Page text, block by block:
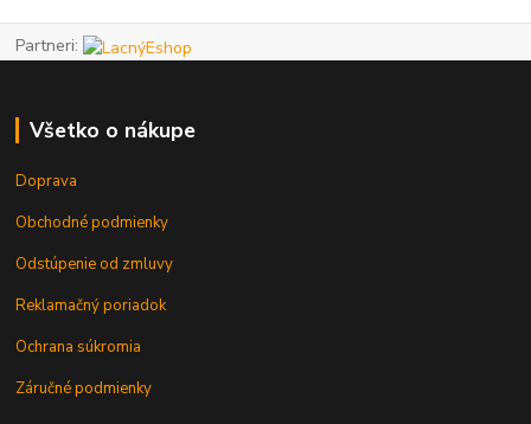
Partneri:
Všetko o nákupe
Doprava
Obchodné podmienky
Odstúpenie od zmluvy
Reklamačný poriadok
Ochrana súkromia
Záručné podmienky